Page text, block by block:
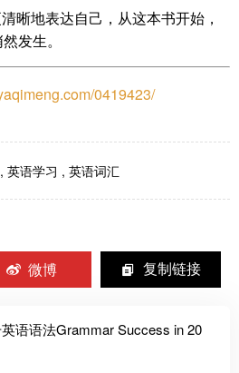
晰地表达自己，从这本书开始，
发生。
0419423/
, 英语学习 , 英语词汇
微博 复制链接
语语法Grammar Success in 20